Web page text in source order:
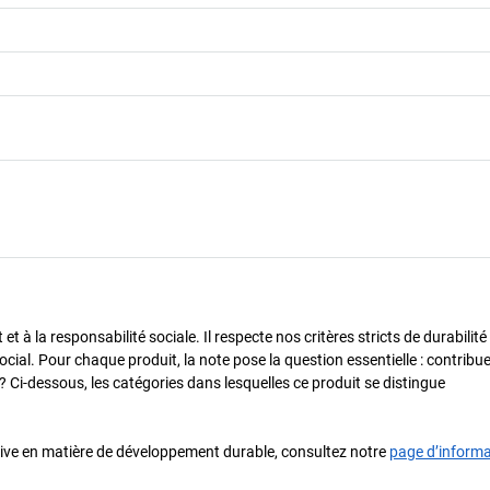
à la responsabilité sociale. Il respecte nos critères stricts de durabilité
Pour chaque produit, la note pose la question essentielle :
dessous, les catégories dans lesquelles ce produit se distingue
en matière de développement durable, consultez notre page